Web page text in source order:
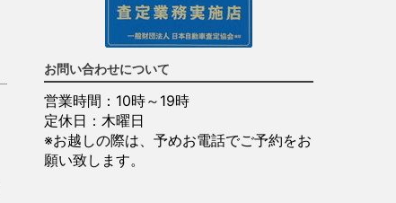
お問い合わせについて
営業時間：10時～19時
定休日：木曜日
※お越しの際は、予めお電話でご予約をお
願い致します。